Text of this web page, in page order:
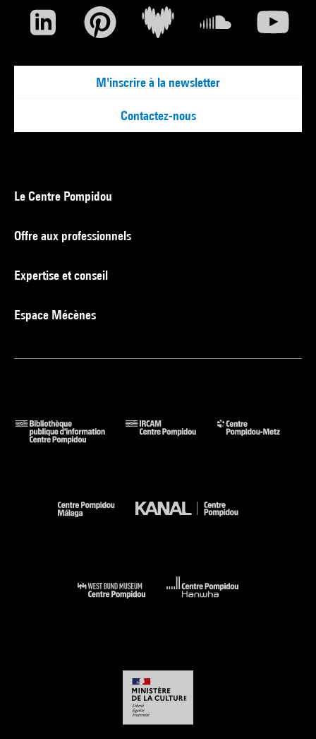
M'inscrire à la newsletter
Contactez-nous
Le Centre Pompidou
Offre aux professionnels
Expertise et conseil
Espace Mécènes